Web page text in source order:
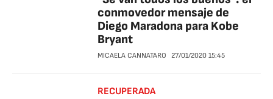
conmovedor mensaje de
Diego Maradona para Kobe
Bryant
MICAELA CANNATARO 27/01/2020 15:45
RECUPERADA